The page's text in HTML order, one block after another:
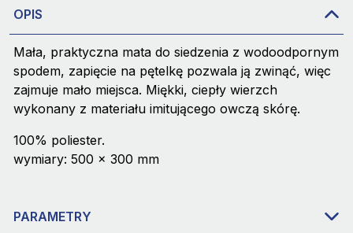
OPIS
Mała, praktyczna mata do siedzenia z wodoodpornym
spodem, zapięcie na pętelkę pozwala ją zwinąć, więc
zajmuje mało miejsca. Miękki, ciepły wierzch
wykonany z materiału imitującego owczą skórę.
100% poliester.
wymiary: 500 x 300 mm
PARAMETRY